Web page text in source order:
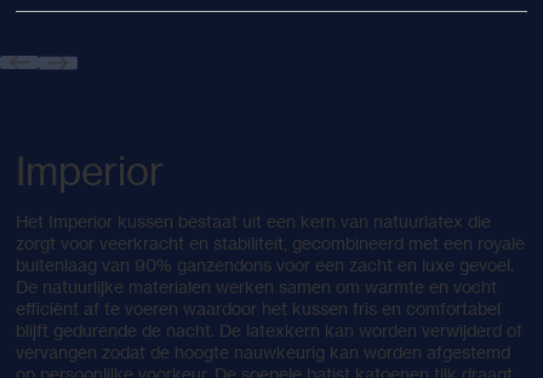
Imperior
Het Imperior kussen bestaat uit een kern van natuurlatex die
zorgt voor veerkracht en stabiliteit, gecombineerd met een royale
buitenlaag van 90% ganzendons voor een zacht en luxe gevoel.
De natuurlijke materialen werken samen om warmte en vocht
efficiënt af te voeren waardoor het kussen fris en comfortabel
blijft gedurende de nacht. De latexkern kan worden verwijderd of
vervangen zodat de hoogte nauwkeurig kan worden afgestemd
op persoonlijke voorkeur. De soepele batist katoenen tijk draagt